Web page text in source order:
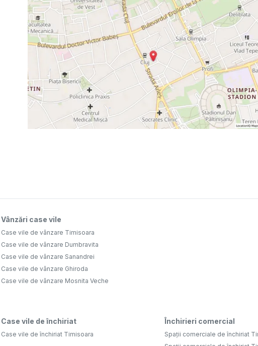
Vânzări case vile
Case vile de vânzare Timisoara
Case vile de vânzare Dumbravita
Case vile de vânzare Sanandrei
Case vile de vânzare Ghiroda
Case vile de vânzare Mosnita Veche
Case vile de închiriat
Case vile de închiriat Timisoara
Închirieri comercial
Spații comerciale de închiriat